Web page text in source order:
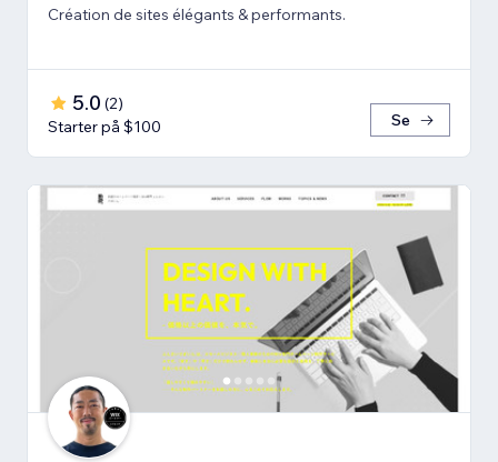
Création de sites élégants & performants.
5.0 (2)
Starter på $100
Se